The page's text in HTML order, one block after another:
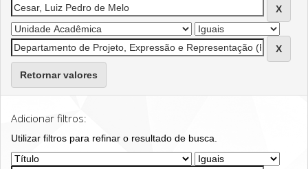
Retornar valores
Adicionar filtros:
Utilizar filtros para refinar o resultado de busca.